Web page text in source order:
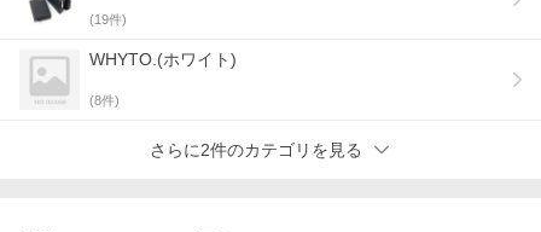
(19件)
WHYTO.(ホワイト)
(8件)
さらに2件のカテゴリを見る